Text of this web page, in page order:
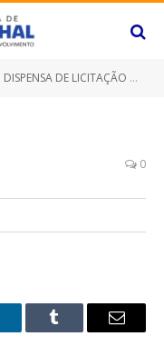
DISPENSA DE LICITAÇÃO Nº 072/2021-FMS (SELEÇÃO DAS PROPOSTAS MAIS VANTAJOSAS PARA A SECRETARIA MUNICIPAL DE SAÚDE, VISANDO À REALIZAÇÃO DE EXAMES LABORATORIAIS, COMPREENDENDO OS SETORES DE HEMATOLOGIA)
0
Tumblr
E-